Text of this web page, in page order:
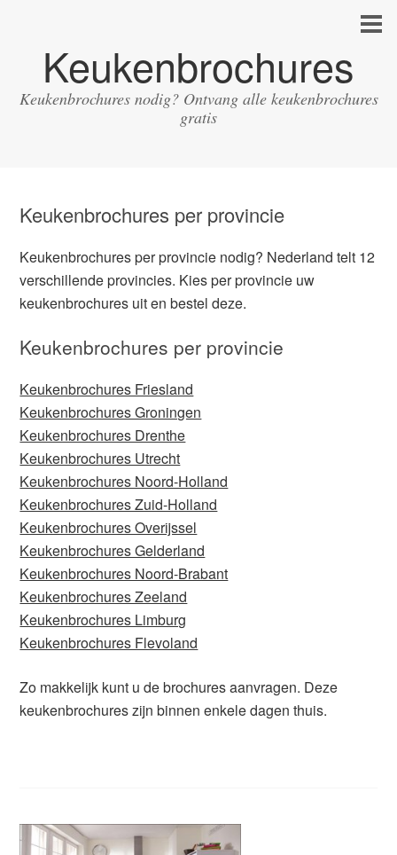
Keukenbrochures
Keukenbrochures nodig? Ontvang alle keukenbrochures
gratis
Keukenbrochures per provincie
Keukenbrochures per provincie nodig? Nederland telt 12
verschillende provincies. Kies per provincie uw
keukenbrochures uit en bestel deze.
Keukenbrochures per provincie
Keukenbrochures Friesland
Keukenbrochures Groningen
Keukenbrochures Drenthe
Keukenbrochures Utrecht
Keukenbrochures Noord-Holland
Keukenbrochures Zuid-Holland
Keukenbrochures Overijssel
Keukenbrochures Gelderland
Keukenbrochures Noord-Brabant
Keukenbrochures Zeeland
Keukenbrochures Limburg
Keukenbrochures Flevoland
Zo makkelijk kunt u de brochures aanvragen. Deze
keukenbrochures zijn binnen enkele dagen thuis.